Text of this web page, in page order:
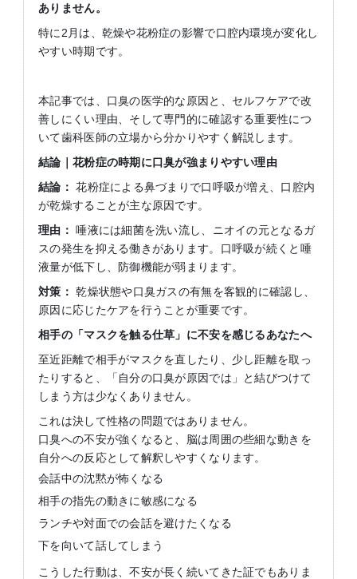
ありません。
特に2月は、乾燥や花粉症の影響で口腔内環境が変化し
やすい時期です。
本記事では、口臭の医学的な原因と、セルフケアで改
善しにくい理由、そして専門的に確認する重要性につ
いて歯科医師の立場から分かりやすく解説します。
結論｜花粉症の時期に口臭が強まりやすい理由
結論： 花粉症による鼻づまりで口呼吸が増え、口腔内
が乾燥することが主な原因です。
理由： 唾液には細菌を洗い流し、ニオイの元となるガ
スの発生を抑える働きがあります。口呼吸が続くと唾
液量が低下し、防御機能が弱まります。
対策： 乾燥状態や口臭ガスの有無を客観的に確認し、
原因に応じたケアを行うことが重要です。
相手の「マスクを触る仕草」に不安を感じるあなたへ
至近距離で相手がマスクを直したり、少し距離を取っ
たりすると、「自分の口臭が原因では」と結びつけて
しまう方は少なくありません。
これは決して性格の問題ではありません。
口臭への不安が強くなると、脳は周囲の些細な動きを
自分への反応として解釈しやすくなります。
会話中の沈黙が怖くなる
相手の指先の動きに敏感になる
ランチや対面での会話を避けたくなる
下を向いて話してしまう
こうした行動は、不安が長く続いてきた証でもありま